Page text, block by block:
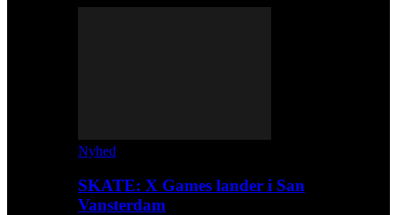
Nyhed
SKATE: X Games lander i San
Vansterdam